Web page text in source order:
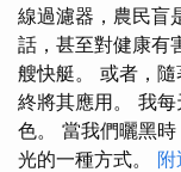
線過濾器，農民盲
話，甚至對健康有
艘快艇。 或者，
終將其應用。 我
色。 當我們曬黑
光的一種方式。